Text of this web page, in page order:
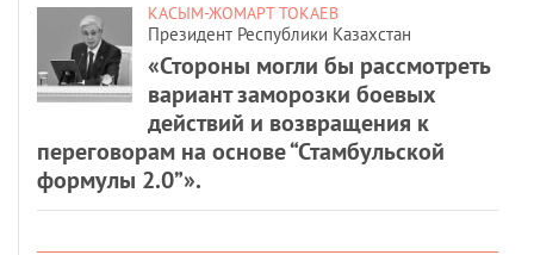
КАСЫМ-ЖОМАРТ ТОКАЕВ
Президент Республики Казахстан
«Стороны могли бы рассмотреть
вариант заморозки боевых
действий и возвращения к
переговорам на основе “Стамбульской
формулы 2.0”».